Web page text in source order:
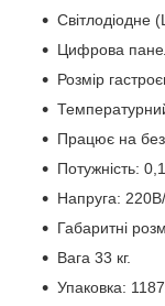
Світлодіодне
Цифрова
Розмір
Працює на
Потужність:
Напруга:
Габаритні
Вага 33 кг.
Упаковка: